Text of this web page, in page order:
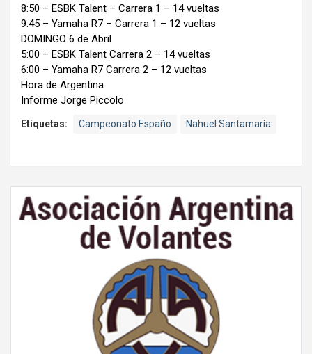
8:50 – ESBK Talent – Carrera 1 – 14 vueltas
9:45 – Yamaha R7 – Carrera 1 – 12 vueltas
DOMINGO 6 de Abril
5:00 – ESBK Talent Carrera 2 – 14 vueltas
6:00 – Yamaha R7 Carrera 2 – 12 vueltas
Hora de Argentina
Informe Jorge Piccolo
Etiquetas: Campeonato Españo Nahuel Santamaría